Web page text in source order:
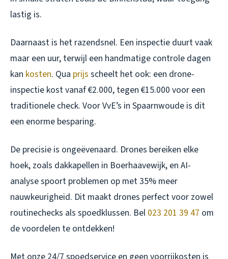
lastig is.
Daarnaast is het razendsnel. Een inspectie duurt vaak
maar een uur, terwijl een handmatige controle dagen
kan kosten. Qua prijs scheelt het ook: een drone-
inspectie kost vanaf €2.000, tegen €15.000 voor een
traditionele check. Voor VvE’s in Spaarnwoude is dit
een enorme besparing.
De precisie is ongeëvenaard. Drones bereiken elke
hoek, zoals dakkapellen in Boerhaavewijk, en AI-
analyse spoort problemen op met 35% meer
nauwkeurigheid. Dit maakt drones perfect voor zowel
routinechecks als spoedklussen. Bel 023 201 39 47 om
de voordelen te ontdekken!